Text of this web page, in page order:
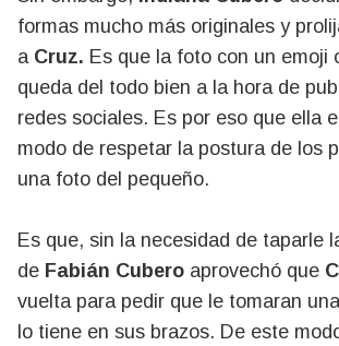
formas mucho más originales y
a Cruz. Es que la foto con un emoji
queda del todo bien a la hora de
redes sociales. Es por eso que ella
modo de respetar la postura de los
una foto del pequeño.
Es que, sin la necesidad de taparle
de Fabián Cubero aprovechó que
vuelta para pedir que le tomaran
lo tiene en sus brazos. De este